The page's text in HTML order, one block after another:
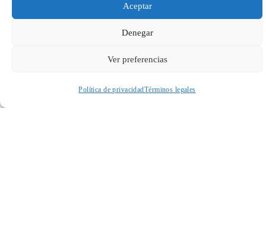
Aceptar
Denegar
Ver preferencias
Política de privacidadTérminos legales